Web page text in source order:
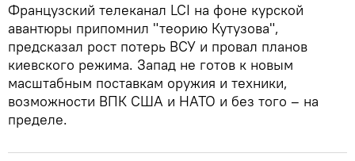
Французский телеканал LCI на фоне курской
авантюры припомнил "теорию Кутузова",
предсказал рост потерь ВСУ и провал планов
киевского режима. Запад не готов к новым
масштабным поставкам оружия и техники,
возможности ВПК США и НАТО и без того – на
пределе.